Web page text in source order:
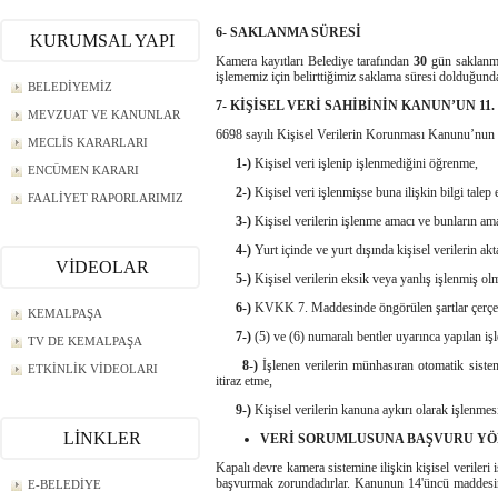
KURUMSAL YAPI
BELEDİYEMİZ
MEVZUAT VE KANUNLAR
MECLİS KARARLARI
ENCÜMEN KARARI
FAALİYET RAPORLARIMIZ
VİDEOLAR
KEMALPAŞA
TV DE KEMALPAŞA
ETKİNLİK VİDEOLARI
LİNKLER
E-BELEDİYE
6- SAKLANMA SÜRESİ
Kamera kayıtları Belediye tarafından30 gün
işlememiz için belirttiğimiz saklama süresi
7- KİŞİSEL VERİ SAHİBİNİN KANUN’UN
6698 sayılı Kişisel Verilerin Korunması
1-) Kişisel veri işlenip işlenmediğini öğrenme,
2-) Kişisel veri işlenmişse buna ilişkin bilgi talep
3-) Kişisel verilerin işlenme amacı ve bunların
4-) Yurt içinde ve yurt dışında kişisel verilerin
5-) Kişisel verilerin eksik veya yanlış işlenmiş
6-) KVKK 7. Maddesinde öngörülen şartlar
7-) (5) ve (6) numaralı bentler uyarınca yapılan
8-) İşlenen verilerin münhasıran otomatik
itiraz etme,
9-) Kişisel verilerin kanuna aykırı olarak
VERİ SORUMLUSUNA BAŞVURU
Kapalı devre kamera sistemine ilişkin kişisel
başvurmak zorundadırlar. Kanunun 14'üncü